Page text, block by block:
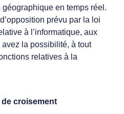
en temps réel.
prévu par la loi
à l’informatique, aux
la possibilité, à tout
relatives à la
croisement